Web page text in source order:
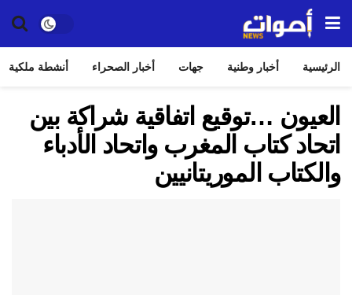
الرئيسية أخبار وطنية جهات أخبار الصحراء أنشطة ملكية
العيون …توقيع اتفاقية شراكة بين
اتحاد كتاب المغرب واتحاد الأدباء
والكتاب الموريتانيين